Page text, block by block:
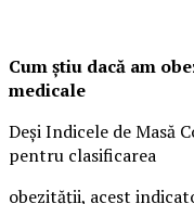
Cum știu dacă am
medicale
Deși Indicele de Masă
pentru clasificarea
obezității, acest